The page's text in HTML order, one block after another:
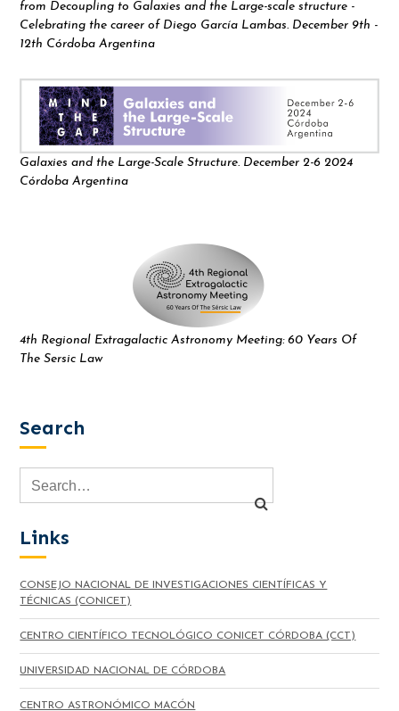
from Decoupling to Galaxies and the Large-scale structure -
Celebrating the career of Diego García Lambas. December 9th -
12th Córdoba Argentina
Galaxies and the Large-Scale Structure. December 2-6 2024
Córdoba Argentina
4th Regional Extragalactic Astronomy Meeting: 60 Years Of
The Sersic Law
Search
Links
CONSEJO NACIONAL DE INVESTIGACIONES CIENTÍFICAS Y
TÉCNICAS (CONICET)
CENTRO CIENTÍFICO TECNOLÓGICO CONICET CÓRDOBA (CCT)
UNIVERSIDAD NACIONAL DE CÓRDOBA
CENTRO ASTRONÓMICO MACÓN